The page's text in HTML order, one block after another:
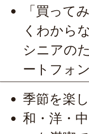
「買って
くわから
シニアの
ートフォ
季節を楽
和・洋・